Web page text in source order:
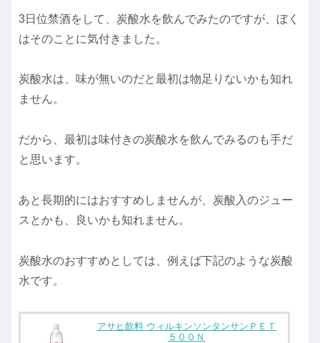
3日位禁酒をして、炭酸水を飲んでみたのですが、ぼく
はそのことに気付きました。
炭酸水は、味が無いのだと最初は物足りないかも知れ
ません。
だから、最初は味付きの炭酸水を飲んでみるのも手だ
と思います。
あと長期的にはおすすめしませんが、炭酸入のジュー
スとかも、良いかも知れません。
炭酸水のおすすめとしては、例えば下記のような炭酸
水です。
アサヒ飲料 ウィルキンソンタンサンＰＥＴ
５００Ｎ